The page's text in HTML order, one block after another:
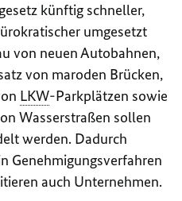
künftig schneller,
umgesetzt
von neuen Autobahnen,
von maroden Brücken,
LKW-Parkplätzen sowie
Wasserstraßen sollen
werden. Dadurch
Genehmigungsverfahren
auch Unternehmen.